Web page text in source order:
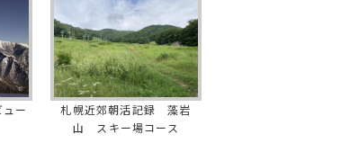
ー
札幌近郊朝活記録 藻岩
山 スキー場コース